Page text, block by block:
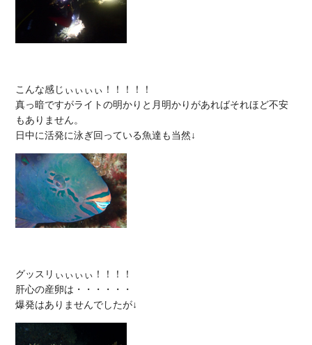
こんな感じぃぃぃぃ！！！！！
真っ暗ですがライトの明かりと月明かりがあればそれほど不安
もありません。
グッスリぃぃぃぃ！！！！
肝心の産卵は・・・・・・